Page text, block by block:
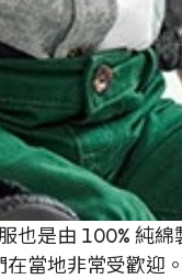
也是由 100% 純
當地非常受歡迎。